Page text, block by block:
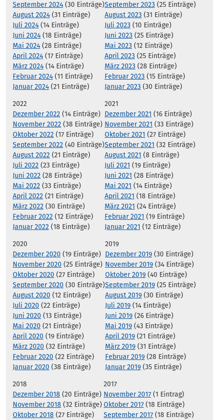
September 2024 (30 Einträge)
August 2024 (31 Einträge)
Juli 2024 (14 Einträge)
Juni 2024 (18 Einträge)
Mai 2024 (28 Einträge)
April 2024 (17 Einträge)
März 2024 (14 Einträge)
Februar 2024 (11 Einträge)
Januar 2024 (21 Einträge)
September 2023 (25 Einträge)
August 2023 (31 Einträge)
Juli 2023 (10 Einträge)
Juni 2023 (25 Einträge)
Mai 2023 (12 Einträge)
April 2023 (25 Einträge)
März 2023 (28 Einträge)
Februar 2023 (15 Einträge)
Januar 2023 (30 Einträge)
2022
Dezember 2022 (14 Einträge)
November 2022 (38 Einträge)
Oktober 2022 (17 Einträge)
September 2022 (40 Einträge)
August 2022 (21 Einträge)
Juli 2022 (23 Einträge)
Juni 2022 (28 Einträge)
Mai 2022 (33 Einträge)
April 2022 (21 Einträge)
März 2022 (30 Einträge)
Februar 2022 (12 Einträge)
Januar 2022 (18 Einträge)
2021
Dezember 2021 (16 Einträge)
November 2021 (33 Einträge)
Oktober 2021 (27 Einträge)
September 2021 (32 Einträge)
August 2021 (8 Einträge)
Juli 2021 (19 Einträge)
Juni 2021 (28 Einträge)
Mai 2021 (14 Einträge)
April 2021 (18 Einträge)
März 2021 (24 Einträge)
Februar 2021 (19 Einträge)
Januar 2021 (12 Einträge)
2020
Dezember 2020 (19 Einträge)
November 2020 (25 Einträge)
Oktober 2020 (27 Einträge)
September 2020 (30 Einträge)
August 2020 (12 Einträge)
Juli 2020 (22 Einträge)
Juni 2020 (13 Einträge)
Mai 2020 (21 Einträge)
April 2020 (19 Einträge)
März 2020 (32 Einträge)
Februar 2020 (22 Einträge)
Januar 2020 (38 Einträge)
2019
Dezember 2019 (30 Einträge)
November 2019 (34 Einträge)
Oktober 2019 (40 Einträge)
September 2019 (25 Einträge)
August 2019 (30 Einträge)
Juli 2019 (14 Einträge)
Juni 2019 (26 Einträge)
Mai 2019 (43 Einträge)
April 2019 (21 Einträge)
März 2019 (31 Einträge)
Februar 2019 (28 Einträge)
Januar 2019 (35 Einträge)
2018
Dezember 2018 (20 Einträge)
November 2018 (32 Einträge)
Oktober 2018 (27 Einträge)
2017
November 2017 (1 Eintrag)
Oktober 2017 (18 Einträge)
September 2017 (18 Einträge)